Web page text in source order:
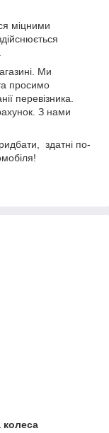
міцними
Ми
просимо
перевізника.
З нами
здатні по-
колеса